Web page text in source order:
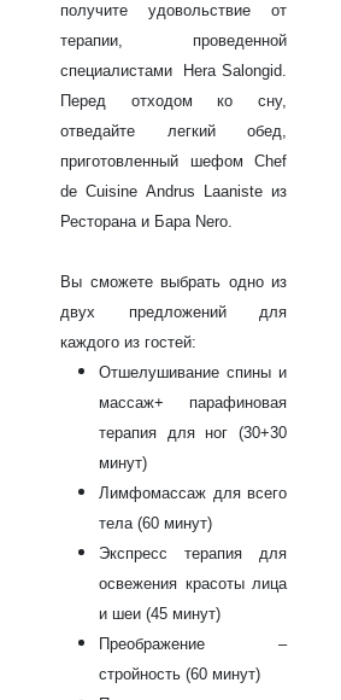
получите удовольствие от
терапии, проведенной
специалистами Hera Salongid.
Перед отходом ко сну,
отведайте легкий обед,
приготовленный шефом Chef
de Cuisine Andrus Laaniste из
Ресторана и Бара Nero.
Вы сможете выбрать одно из
двух предложений для
каждого из гостей:
Отшелушивание спины и
массаж+ парафиновая
терапия для ног (30+30
минут)
Лимфомассаж для всего
тела (60 минут)
Экспресс терапия для
освежения красоты лица
и шеи (45 минут)
Преображение –
стройность (60 минут)